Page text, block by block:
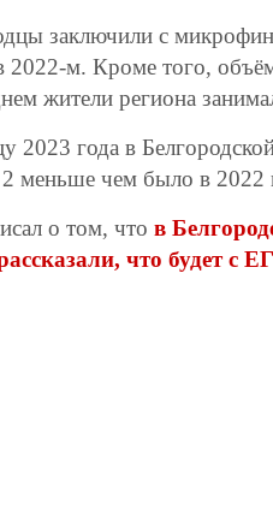
заключили с
м. Кроме того,
жители региона
2023 года в
2 меньше чем было в 2022
о том, что в
что будет с